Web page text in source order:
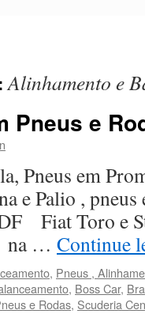
Alinhamento e
Pneus e
Pneus em
e Palio , pneus
Fiat Toro e
na … Continue
, Pneus ,
, Boss Car,
e Rodas, Scuderia